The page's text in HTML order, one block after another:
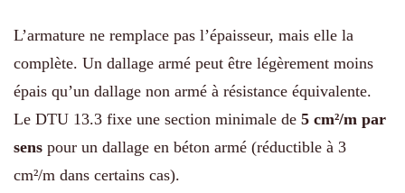
L’armature ne remplace pas l’épaisseur, mais elle la
complète. Un dallage armé peut être légèrement moins
épais qu’un dallage non armé à résistance équivalente.
Le DTU 13.3 fixe une section minimale de 5 cm²/m par
sens pour un dallage en béton armé (réductible à 3
cm²/m dans certains cas).